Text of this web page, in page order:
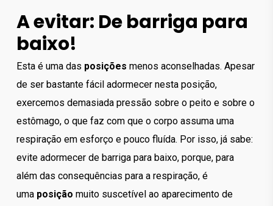
A evitar: De barriga para
baixo!
Esta é uma das posições menos aconselhadas. Apesar
de ser bastante fácil adormecer nesta posição,
exercemos demasiada pressão sobre o peito e sobre o
estômago, o que faz com que o corpo assuma uma
respiração em esforço e pouco fluída. Por isso, já sabe:
evite adormecer de barriga para baixo, porque, para
além das consequências para a respiração, é
uma posição muito suscetível ao aparecimento de